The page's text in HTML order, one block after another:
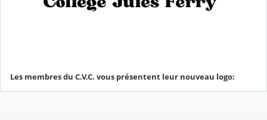
Les membres du C.V.C. vous présentent leur nouveau logo: